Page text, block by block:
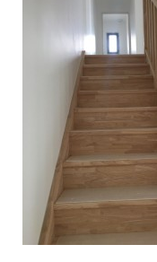
Escalier extérieur
Finitions pour escalier